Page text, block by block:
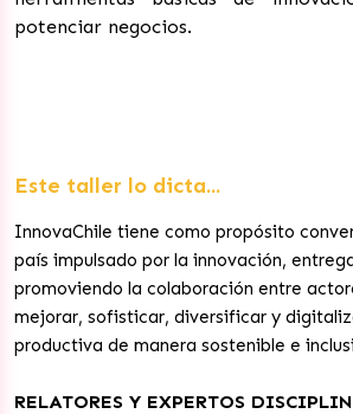
potenciar negocios.
Este taller lo dicta...
InnovaChile tiene como propósito
país impulsado por la innovación,
promoviendo la colaboración entre
mejorar, sofisticar, diversificar y
productiva de manera sostenible e
RELATORES Y EXPERTOS